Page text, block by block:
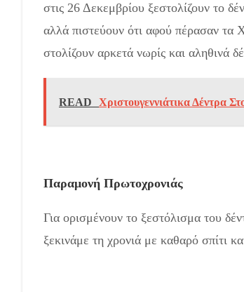
στις 26 Δεκεμβρίου ξεστολίζουν το
αλλά πιστεύουν ότι αφού πέρασαν τα
στολίζουν αρκετά νωρίς και αληθινά
READ Χριστουγεννιάτικα Δέντρα
Παραμονή Πρωτοχρονιάς
Για ορισμένουν το ξεστόλισμα του
ξεκινάμε τη χρονιά με καθαρό σπίτι